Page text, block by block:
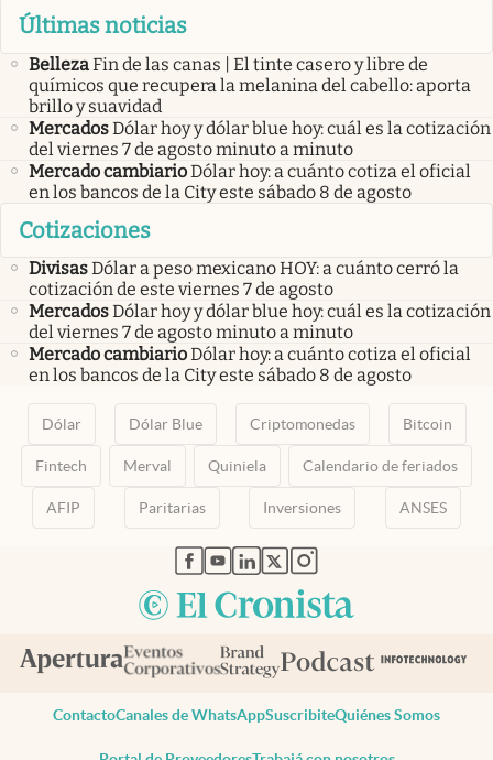
Últimas noticias
BellezaFin de las canas | El tinte casero y libre de
químicos que recupera la melanina del cabello: aporta
brillo y suavidad
MercadosDólar hoy y dólar blue hoy: cuál es la cotización
del viernes 7 de agosto minuto a minuto
Mercado cambiarioDólar hoy: a cuánto cotiza el oficial
en los bancos de la City este sábado 8 de agosto
Cotizaciones
DivisasDólar a peso mexicano HOY: a cuánto cerró la
cotización de este viernes 7 de agosto
MercadosDólar hoy y dólar blue hoy: cuál es la cotización
del viernes 7 de agosto minuto a minuto
Mercado cambiarioDólar hoy: a cuánto cotiza el oficial
en los bancos de la City este sábado 8 de agosto
Dólar Dólar Blue Criptomonedas Bitcoin
Fintech Merval Quiniela Calendario de feriados
AFIP Paritarias Inversiones ANSES
abre en nueva pestaña
abre en nueva pestaña
abre en nueva pestaña
abre en nueva pestaña
abre en nueva pestaña
ContactoCanales de WhatsAppSuscribiteQuiénes Somos